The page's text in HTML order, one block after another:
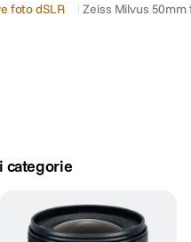
foto dSLR Zeiss Milvus 50mm
categorie